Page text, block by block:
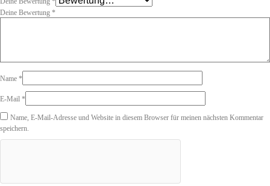
Deine Bewertung *
Name *
E-Mail *
Name, E-Mail-Adresse und Website in diesem Browser für meinen nächsten Kommentar
speichern.